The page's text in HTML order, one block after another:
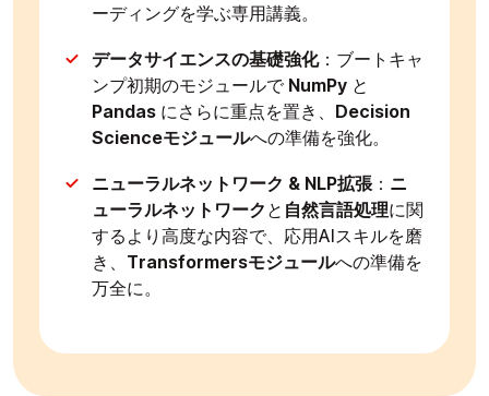
ーディングを学ぶ専用講義。
データサイエンスの基礎強化：ブートキャ
ンプ初期のモジュールで NumPy と
Pandas にさらに重点を置き、 Decision
Scienceモジュールへの準備を強化。
ニューラルネットワーク & NLP拡張： ニ
ューラルネットワーク と 自然言語処理に関
するより高度な内容で、応用AIスキルを磨
き、 Transformersモジュールへの準備を
万全に。